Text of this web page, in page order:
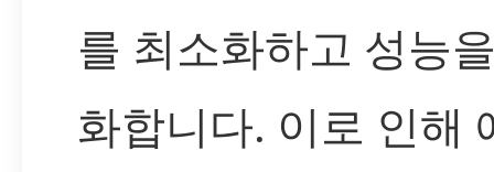
를 최소화하고 성능
화합니다. 이로 인해